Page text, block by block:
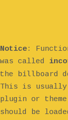
Notice:
was called
the billboard
This is
plugin or
should be